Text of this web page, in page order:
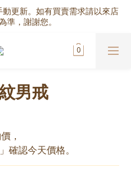
更新。如有買賣需求請以來店
準，謝謝您。
男戒
，
確認今天價格。